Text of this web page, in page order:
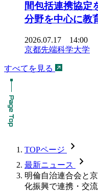
間包括連携協定
分野を中心に教
2026.07.17 14:00
京都先端科学大学
すべてを見る
TOPページ chevron_forward
最新ニュース chevron_forward
明倫自治連合会と
化振興で連携・交